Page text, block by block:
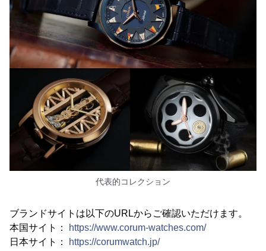
代表的コレクション
ブランドサイトは以下のURLからご確認いただけます。
本国サイト：
https://www.corum-watches.com/
日本サイト：
https://corumwatch.jp/